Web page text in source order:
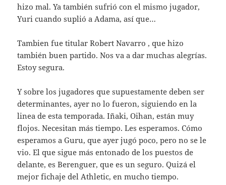
hizo mal. Ya también sufrió con el mismo jugador,
Yuri cuando suplió a Adama, así que…
Tambien fue titular Robert Navarro , que hizo
también buen partido. Nos va a dar muchas alegrías.
Estoy segura.
Y sobre los jugadores que supuestamente deben ser
determinantes, ayer no lo fueron, siguiendo en la
linea de esta temporada. Iñaki, Oihan, están muy
flojos. Necesitan más tiempo. Les esperamos. Cómo
esperamos a Guru, que ayer jugó poco, pero no se le
vio. El que sigue más entonado de los puestos de
delante, es Berenguer, que es un seguro. Quizá el
mejor fichaje del Athletic, en mucho tiempo.